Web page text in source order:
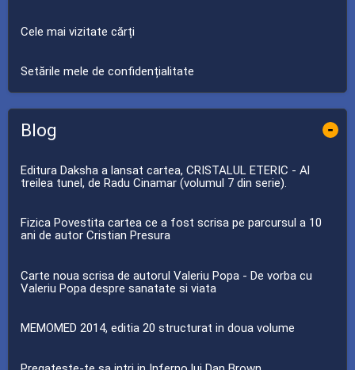
Cele mai vizitate cărți
Setările mele de confidențialitate
Blog -
Editura Daksha a lansat cartea, CRISTALUL ETERIC - Al
treilea tunel, de Radu Cinamar (volumul 7 din serie).
Fizica Povestita cartea ce a fost scrisa pe parcursul a 10
ani de autor Cristian Presura
Carte noua scrisa de autorul Valeriu Popa - De vorba cu
Valeriu Popa despre sanatate si viata
MEMOMED 2014, editia 20 structurat in doua volume